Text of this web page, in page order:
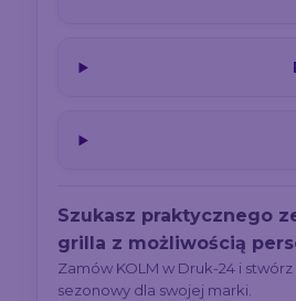
Szukasz praktycznego
grilla z możliwością
Zamów KOLM w Druk-24 i
sezonowy dla swojej marki.